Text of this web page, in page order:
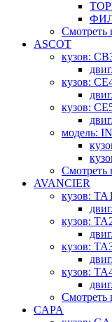
Смотреть
ASCOT
кузов:
кузов:
кузов:
модель:
Смотреть
AVANCIER
кузов: TA1
кузов:
кузов:
кузов:
Смотреть
CAPA